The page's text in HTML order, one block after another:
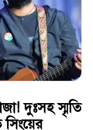
দুঃসহ স্মৃতি